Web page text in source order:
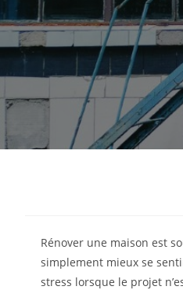
Rénover une maison est
simplement mieux se
stress lorsque le projet